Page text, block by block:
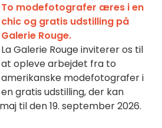
To modefotografer æres i en
chic og gratis udstilling på
Galerie Rouge.
La Galerie Rouge inviterer os til
at opleve arbejdet fra to
amerikanske modefotografer i
en gratis udstilling, der kan
til den 19. september 2026.